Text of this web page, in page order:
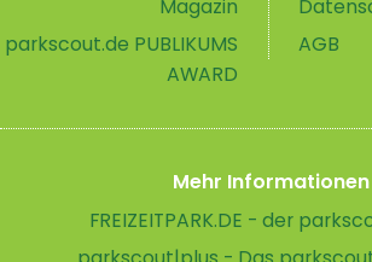
Magazin
parkscout.de PUBLIKUMS
AWARD
AGB
Mehr Informationen
FREIZEITPARK.DE - der